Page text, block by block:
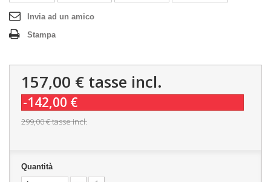
Invia ad un amico
Stampa
157,00 € tasse incl.
-142,00 €
299,00 €tasse incl.
Quantità